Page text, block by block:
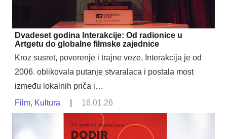
Dvadeset godina Interakcije: Od radionice u
Artgetu do globalne filmske zajednice
Kroz susret, poverenje i trajne veze, Interakcija je od
2006. oblikovala putanje stvaralaca i postala most
između lokalnih priča i…
Film, Kultura 16.01.26